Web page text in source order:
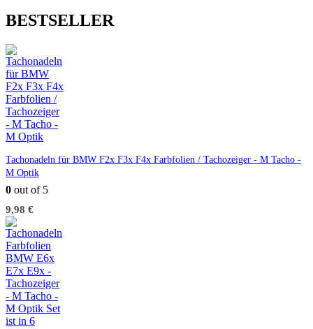
BESTSELLER
Tachonadeln für BMW F2x F3x F4x Farbfolien / Tachozeiger - M Tacho -
M Optik
0 out of 5
9,98 €